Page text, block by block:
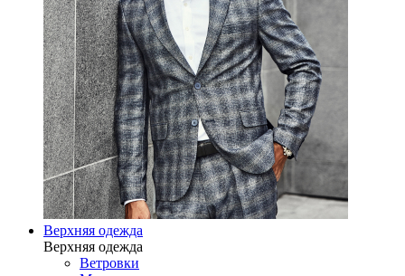
Верхняя одежда
Верхняя одежда
Ветровки